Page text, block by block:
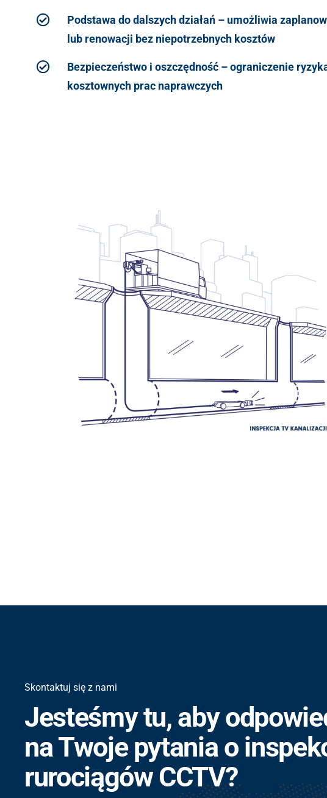
Podstawa do dalszych działań – umożliwia
lub renowacji bez niepotrzebnych kosztów
Bezpieczeństwo i oszczędność – ograniczenie
kosztownych prac naprawczych
Skontaktuj się z nami
Jesteśmy tu, aby
na Twoje pytania o
rurociągów CCTV?